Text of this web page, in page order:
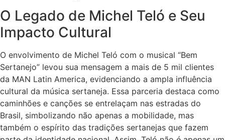
O Legado de Michel Teló e Seu
Impacto Cultural
O envolvimento de Michel Teló com o musical “Bem
Sertanejo” levou sua mensagem a mais de 5 mil clientes
da MAN Latin America, evidenciando a ampla influência
cultural da música sertaneja. Essa parceria destaca como
caminhões e canções se entrelaçam nas estradas do
Brasil, simbolizando não apenas a mobilidade, mas
também o espírito das tradições sertanejas que fazem